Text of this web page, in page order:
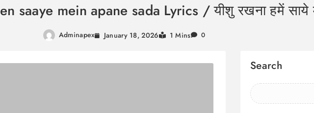
saaye mein apane sada Lyrics / यीशु रखना हमें
Adminapex January 18, 2026 1 Mins 0
Search